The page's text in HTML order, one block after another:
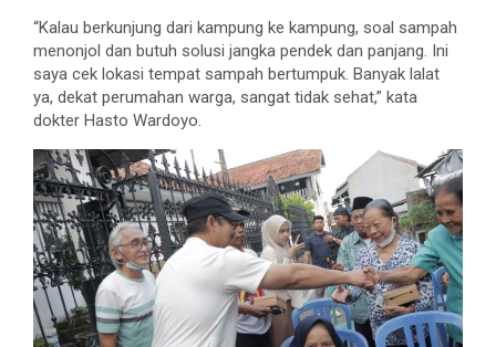
“Kalau berkunjung dari kampung ke kampung, soal sampah
menonjol dan butuh solusi jangka pendek dan panjang. Ini
saya cek lokasi tempat sampah bertumpuk. Banyak lalat
ya, dekat perumahan warga, sangat tidak sehat,” kata
dokter Hasto Wardoyo.